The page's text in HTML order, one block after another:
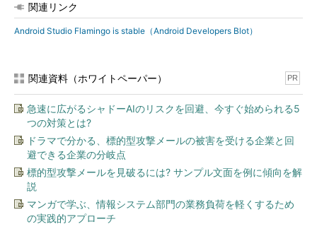
関連リンク
Android Studio Flamingo is stable（Android Developers Blot）
関連資料（ホワイトペーパー） PR
急速に広がるシャドーAIのリスクを回避、今すぐ始められる5
つの対策とは?
ドラマで分かる、標的型攻撃メールの被害を受ける企業と回
避できる企業の分岐点
標的型攻撃メールを見破るには? サンプル文面を例に傾向を解
説
マンガで学ぶ、情報システム部門の業務負荷を軽くするため
の実践的アプローチ